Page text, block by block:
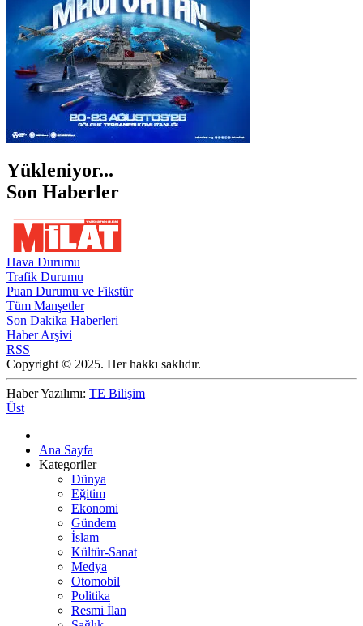
Yükleniyor...
Son Haberler
Hava Durumu
Trafik Durumu
Puan Durumu ve Fikstür
Tüm Manşetler
Son Dakika Haberleri
Haber Arşivi
RSS
Copyright © 2025. Her hakkı saklıdır.
Haber Yazılımı: TE Bilişim
Üst
Ana Sayfa
Kategoriler
Dünya
Eğitim
Ekonomi
Gündem
İslam
Kültür-Sanat
Medya
Otomobil
Politika
Resmi İlan